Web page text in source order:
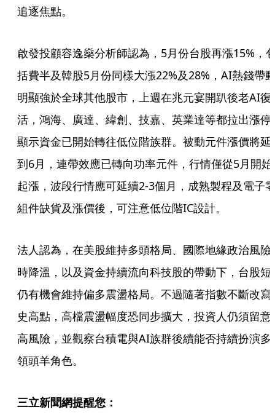
追逐焦點。
啟發投顧容逸燊分析師認為，5月份台股再漲15%，
括費半及韓股5月份同樣大漲22%及28%，AI熱錢帶
明顯強於全球其他股市，上週在兆元宴開趴後老AI復
活，鴻海、廣達、緯創、技嘉、英業達等都拉出漲停
顯示資金已開始轉往低位階族群。被動元件漲價將延
到6月，連帶效應已轉向功率元件，行情僅從5月開始
起漲，波段行情應可延續2-3個月，成熟製程及電子
組件缺貨及漲價後，可注意低位階IC設計。
法人認為，在美股維持多頭格局、國際地緣政治風險
時降溫，以及資金持續流向科技股的帶動下，台股短
仍有機會維持偏多震盪格局。不過隨著指數不斷改寫
史高點，高檔震盪幅度恐同步擴大，投資人仍須留意
高風險，並觀察台積電與AI族群後續能否持續扮演多
領頭羊角色。
三立新聞網提醒您：